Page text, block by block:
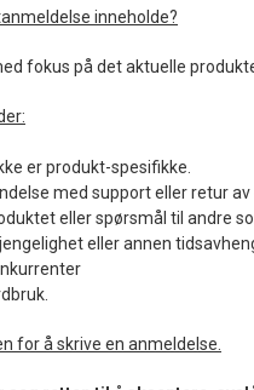
inneholde?
fokus på det aktuelle
er produkt-spesifikke.
med support eller retur
eller spørsmål til andre
eller annen
for å skrive en anmeldelse.